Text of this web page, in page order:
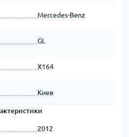
Mercedes-Benz
GL
X164
Киев
2012